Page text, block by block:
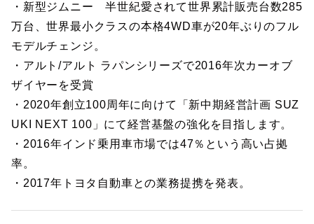
・新型ジムニー 半世紀愛されて世界累計販売台数285
万台、世界最小クラスの本格4WD車が20年ぶりのフル
モデルチェンジ。
・アルト/アルト ラパンシリーズで2016年次カーオブ
ザイヤーを受賞
・2020年創立100周年に向けて「新中期経営計画 SUZ
UKI NEXT 100」にて経営基盤の強化を目指します。
・2016年インド乗用車市場では47％という高い占拠
率。
・2017年トヨタ自動車との業務提携を発表。